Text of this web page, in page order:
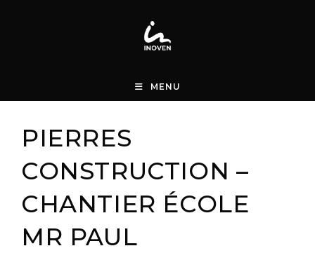
MENU
PIERRES
CONSTRUCTION –
CHANTIER ÉCOLE
MR PAUL